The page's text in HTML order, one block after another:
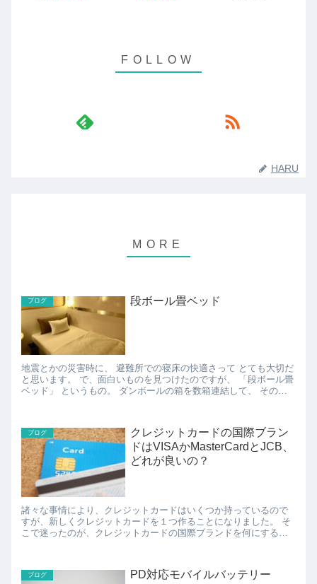
HARU
ブログ 段ボール畳ベッド
地震とかの災害時に、 避難所での寝床の快適さって とても大切だ
と思います。 で、面白いものを見つけたのですが、 「段ボール畳
ベッド」 というもの。 ダンボールの箱を数箱連結して、 その上
ブログ
クレジットカードの国際ブラン
ドはVISAかMasterCardとJCB、
どれが良いの？
諸々な事情により、クレジットカードはいくつか持っているので
すが、新しくクレジットカードを１つ作ることになりました。 そ
こで迷ったのが、クレジットカードの国際ブランドを何にするの
ブログ PD対応モバイルバッテリー